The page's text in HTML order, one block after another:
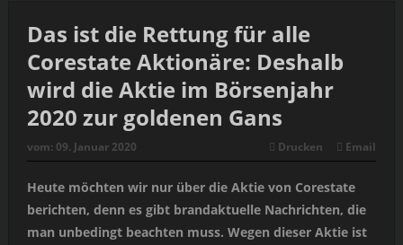
Das ist die Rettung für alle
Corestate Aktionäre: Deshalb
wird die Aktie im Börsenjahr
2020 zur goldenen Gans
vom: 09. Januar 2020 Drucken Email
Heute möchten wir nur über die Aktie von Corestate
berichten, denn es gibt brandaktuelle Nachrichten, die
man unbedingt beachten muss. Wegen dieser Aktie ist